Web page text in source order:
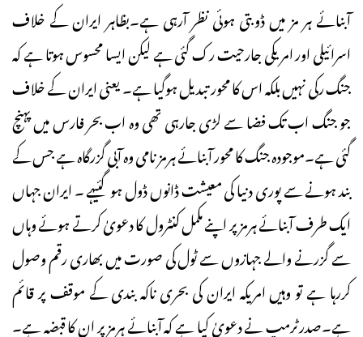
آبنائے ہر مز میں ڈوبتی ہوئی نظر آرہی ہے۔بظاہر ایران کے خلاف
اسرائیلی اور امریکی جارحیت رک گئی ہے لیکن ایسا محسوس ہوتا ہے کہ
جنگ رکی نہیں بلکہ اس کا محور تبدیل ہوگیا ہے۔ یعنی ایران کے خلاف
جو جنگ اب تک فضا سے لڑی جارہی تھی وہ اب بحر فارس میں پہنچ
گئی ہے۔موجودہ جنگ کا محور آبنائے ہرمز نامی وہ آبی گزرگاہ ہے جس کے
بند ہونے سے پوری دنیا کی معیشت ڈانوں ڈول ہوگئیہے ۔ ایران جہاں
ایک طرف آبنائے ہرمز پر اپنے مکمل کنٹرول کا دعویٰ کرتے ہوئے وہاں
سے گزرنے والے جہازوں سے ٹول کی صورت میں بھاری رقم وصول
کررہا ہے تو وہیں امریکہ ایران کی بحری ناکہ بندی کے موقف پر قائم
ہے۔صدرٹرمپ نے دعویٰ کیا ہے کہ آبنائے ہرمزپر ان کا قبضہ ہے۔